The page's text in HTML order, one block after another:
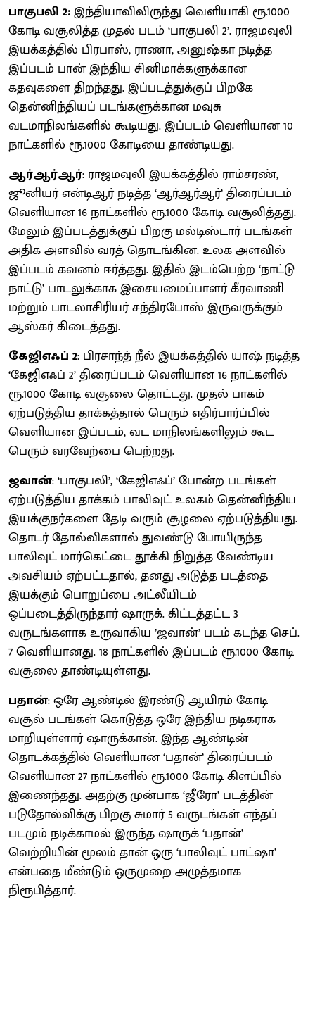
பாகுபலி 2:இந்தியாவிலிருந்து வெளியாகி ரூ.1000
கோடி வசூலித்த முதல் படம் ‘பாகுபலி 2’. ராஜமவுலி
இயக்கத்தில் பிரபாஸ், ராணா, அனுஷ்கா நடித்த
இப்படம் பான் இந்திய சினிமாக்களுக்கான
கதவுகளை திறந்தது. இப்படத்துக்குப் பிறகே
தென்னிந்தியப் படங்களுக்கான மவுசு
வடமாநிலங்களில் கூடியது. இப்படம் வெளியான 10
நாட்களில் ரூ.1000 கோடியை தாண்டியது.
ஆர்ஆர்ஆர்: ராஜமவுலி இயக்கத்தில் ராம்சரண்,
ஜூனியர் என்டிஆர் நடித்த ‘ஆர்ஆர்ஆர்’ திரைப்படம்
வெளியான 16 நாட்களில் ரூ.1000 கோடி வசூலித்தது.
மேலும் இப்படத்துக்குப் பிறகு மல்டிஸ்டார் படங்கள்
அதிக அளவில் வரத் தொடங்கின. உலக அளவில்
இப்படம் கவனம் ஈர்த்தது. இதில் இடம்பெற்ற ‘நாட்டு
நாட்டு’ பாடலுக்காக இசையமைப்பாளர் கீரவாணி
மற்றும் பாடலாசிரியர் சந்திரபோஸ் இருவருக்கும்
ஆஸ்கர் கிடைத்தது.
கேஜிஎஃப் 2: பிரசாந்த் நீல் இயக்கத்தில் யாஷ் நடித்த
‘கேஜிஎஃப் 2’ திரைப்படம் வெளியான 16 நாட்களில்
ரூ.1000 கோடி வசூலை தொட்டது. முதல் பாகம்
ஏற்படுத்திய தாக்கத்தால் பெரும் எதிர்பார்ப்பில்
வெளியான இப்படம், வட மாநிலங்களிலும் கூட
பெரும் வரவேற்பை பெற்றது.
ஜவான்: ‘பாகுபலி’, ‘கேஜிஎஃப்’ போன்ற படங்கள்
ஏற்படுத்திய தாக்கம் பாலிவுட் உலகம் தென்னிந்திய
இயக்குநர்களை தேடி வரும் சூழலை ஏற்படுத்தியது.
தொடர் தோல்விகளால் துவண்டு போயிருந்த
பாலிவுட் மார்கெட்டை தூக்கி நிறுத்த வேண்டிய
அவசியம் ஏற்பட்டதால், தனது அடுத்த படத்தை
இயக்கும் பொறுப்பை அட்லீயிடம்
ஒப்படைத்திருந்தார் ஷாருக். கிட்டத்தட்ட 3
வருடங்களாக உருவாகிய ’ஜவான்’ படம் கடந்த செப்.
7 வெளியானது. 18 நாட்களில் இப்படம் ரூ.1000 கோடி
வசூலை தாண்டியுள்ளது.
பதான்: ஒரே ஆண்டில் இரண்டு ஆயிரம் கோடி
வசூல் படங்கள் கொடுத்த ஒரே இந்திய நடிகராக
மாறியுள்ளார் ஷாருக்கான். இந்த ஆண்டின்
தொடக்கத்தில் வெளியான ‘பதான்’ திரைப்படம்
வெளியான 27 நாட்களில் ரூ.1000 கோடி கிளப்பில்
இணைந்தது. அதற்கு முன்பாக ‘ஜீரோ’ படத்தின்
படுதோல்விக்கு பிறகு சுமார் 5 வருடங்கள் எந்தப்
படமும் நடிக்காமல் இருந்த ஷாருக் ‘பதான்’
வெற்றியின் மூலம் தான் ஒரு ‘பாலிவுட் பாட்ஷா’
என்பதை மீண்டும் ஒருமுறை அழுத்தமாக
நிரூபித்தார்.